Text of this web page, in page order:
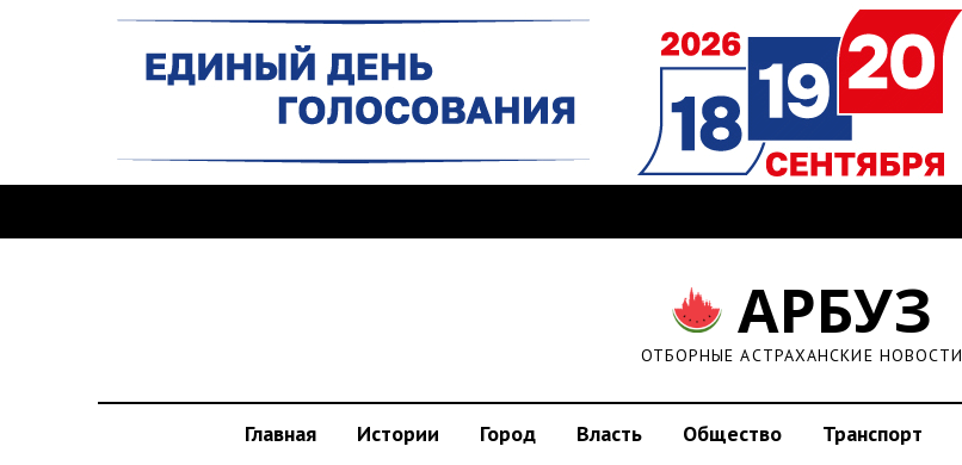
АРБУЗ
ОТБОРНЫЕ АСТРАХАНСКИЕ НОВОСТИ
Главная Истории Город Власть Общество Транспорт